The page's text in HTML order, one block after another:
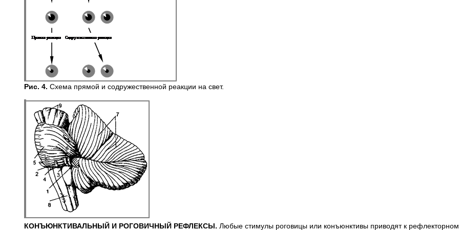
Рис. 4. Схема прямой и содружественной реакции на свет.
КОНЪЮНКТИВАЛЬНЫЙ И РОГОВИЧНЫЙ РЕФЛЕКСЫ. Любые стимулы роговицы или конъюнктивы приводят к